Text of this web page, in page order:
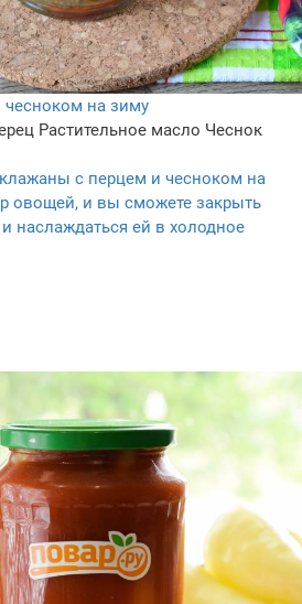
на зиму
Растительное масло Чеснок
с перцем и чесноком на
овощей, и вы сможете закрыть
наслаждаться ей в холодное